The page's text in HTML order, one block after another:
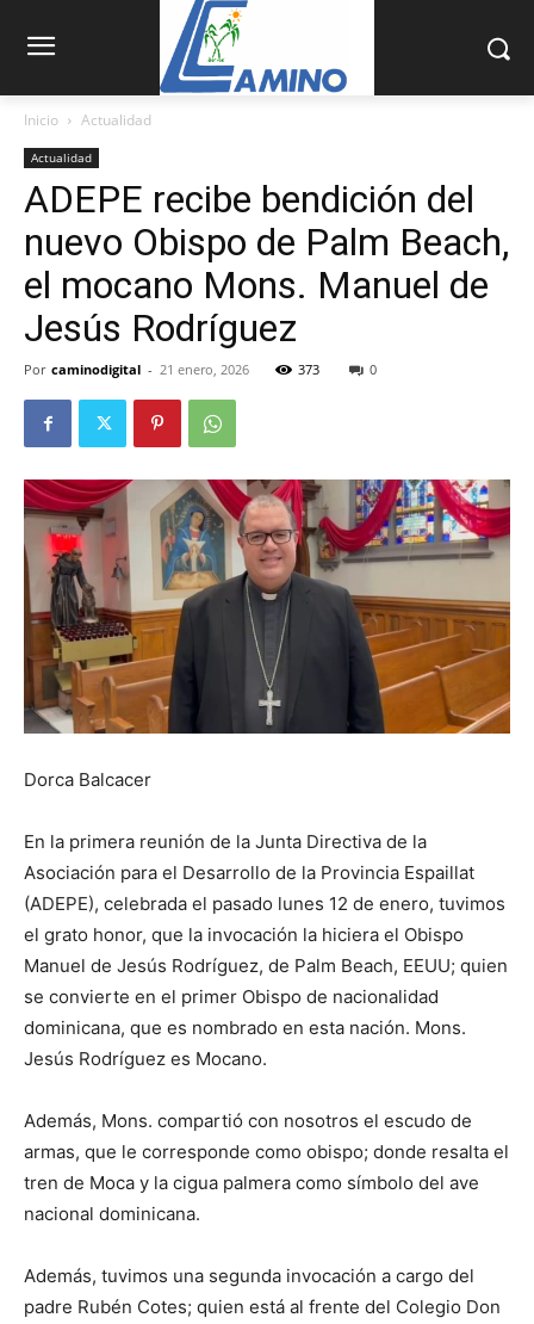
Inicio Actualidad
Actualidad
ADEPE recibe bendición del
nuevo Obispo de Palm Beach,
el mocano Mons. Manuel de
Jesús Rodríguez
Por caminodigital - 21 enero, 2026 373 0
Dorca Balcacer
En la primera reunión de la Junta Directiva de la
Asociación para el Desarrollo de la Provincia Espaillat
(ADEPE), celebrada el pasado lunes 12 de enero, tuvimos
el grato honor, que la invocación la hiciera el Obispo
Manuel de Jesús Rodríguez, de Palm Beach, EEUU; quien
se convierte en el primer Obispo de nacionalidad
dominicana, que es nombrado en esta nación. Mons.
Jesús Rodríguez es Mocano.
Además, Mons. compartió con nosotros el escudo de
armas, que le corresponde como obispo; donde resalta el
tren de Moca y la cigua palmera como símbolo del ave
nacional dominicana.
Además, tuvimos una segunda invocación a cargo del
padre Rubén Cotes; quien está al frente del Colegio Don